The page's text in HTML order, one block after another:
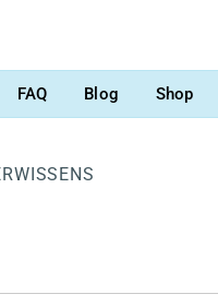
FAQ Blog Shop